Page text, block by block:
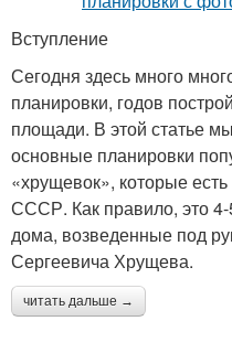
Вступление
Сегодня здесь много
планировки, годов
площади. В этой статье
основные планировки
«хрущевок», которые
СССР. Как правило, это
дома, возведенные под
Сергеевича Хрущева.
читать дальше →